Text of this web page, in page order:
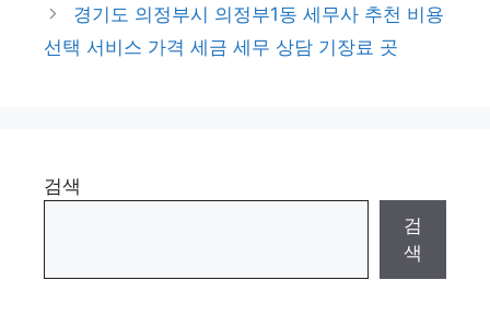
경기도 의정부시 의정부1동 세무사 추천 비용
선택 서비스 가격 세금 세무 상담 기장료 곳
검색
검
색